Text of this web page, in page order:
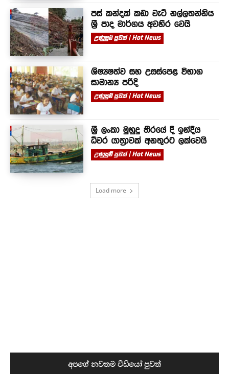
පස් කන්දක් කඩා වැටී නල්ලතන්නිය
ශ්‍රී පාද මාර්ගය අවහිර වෙයි
උණුසුම් පුවත් | Hot News
ශිෂ්‍යෂත්ව සහ උසස්පෙළ විභාග
සාමාන්‍ය පරිදි
උණුසුම් පුවත් | Hot News
ශ්‍රී ලංකා මුහුදු තීරයේ දී ඉන්දීය
ධීවර යාත්‍රාවක් අනතුරට ලක්වෙයි
උණුසුම් පුවත් | Hot News
Load more
අපගේ නවතම වීඩියෝ පුවත්